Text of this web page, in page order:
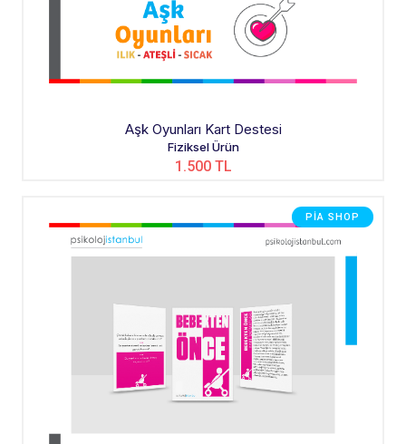
Aşk Oyunları Kart Destesi
Fiziksel Ürün
1.500 TL
PIA SHOP